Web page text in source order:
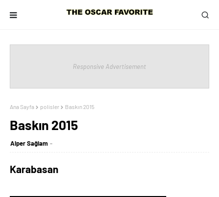
Responsive Advertisement
Ana Sayfa polisler Baskın 2015
Baskın 2015
Alper Sağlam
Karabasan